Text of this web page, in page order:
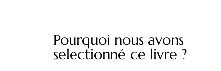
Pourquoi nous avons
selectionné ce livre ?